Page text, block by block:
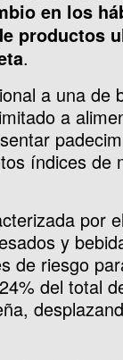
en los
productos
.
a una de
a
índices de
por
y
de riesgo
del total